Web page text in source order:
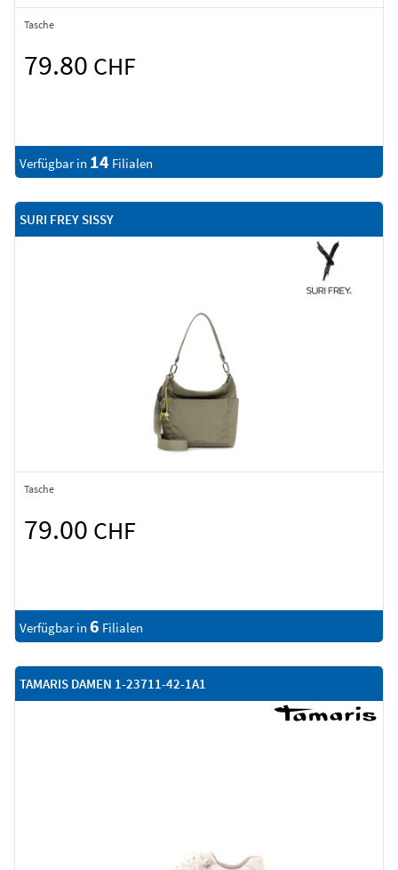
Tasche
79.80 CHF
Verfügbar in 14 Filialen
SURI FREY SISSY
Tasche
79.00 CHF
Verfügbar in 6 Filialen
TAMARIS DAMEN 1-23711-42-1A1